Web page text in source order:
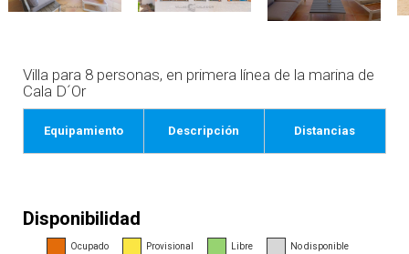
Villa para 8 personas, en primera línea de la marina de
Cala D´Or
Equipamiento Descripción Distancias
Disponibilidad
Ocupado Provisional Libre No disponible